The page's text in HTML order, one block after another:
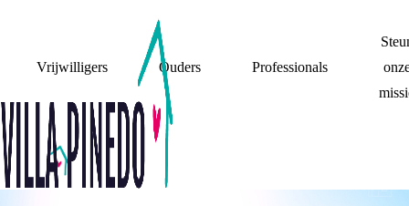
Vrijwilligers Ouders Professionals